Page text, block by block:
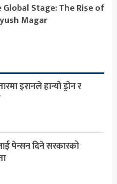
Stage: The Rise of
Magar
इरानले हान्यो ड्रोन र
पेन्सन दिने सरकारको